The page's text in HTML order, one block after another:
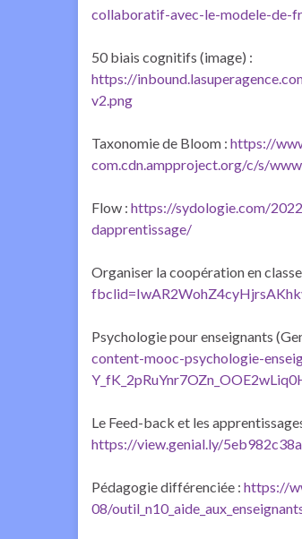
collaboratif-avec-le-modele-de-
50 biais cognitifs (image) :
https://
v2.png
Taxonomie de Bloom : https://
com.cdn.ampproject.org/c/s/
Flow : https://sydologie.com/
dapprentissage/
Organiser la coopération en
Psychologie pour enseignants
content-mooc-psychologie-
Le Feed-back et les
https://view.genial.ly/
Pédagogie différenciée : https://
08/